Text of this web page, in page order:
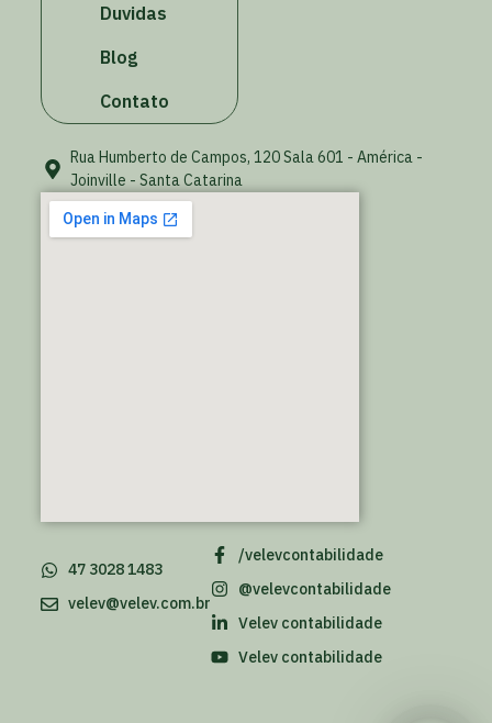
Duvidas
Blog
Contato
Rua Humberto de Campos, 120 Sala 601 - América -
Joinville - Santa Catarina
/velevcontabilidade
@velevcontabilidade
Velev contabilidade
Velev contabilidade
47 3028 1483
velev@velev.com.br